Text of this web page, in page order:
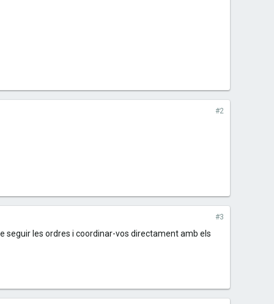
#2
#3
seguir les ordres i coordinar-vos directament amb els